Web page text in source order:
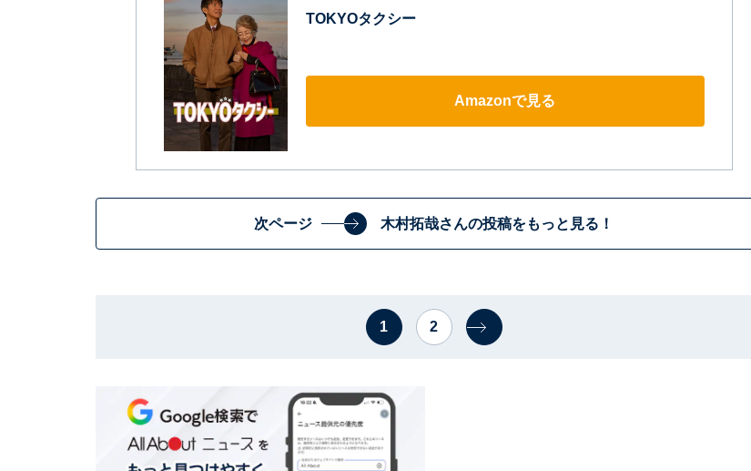
TOKYOタクシー
Amazonで見る
次ページ 木村拓哉さんの投稿をもっと見る！
1 2